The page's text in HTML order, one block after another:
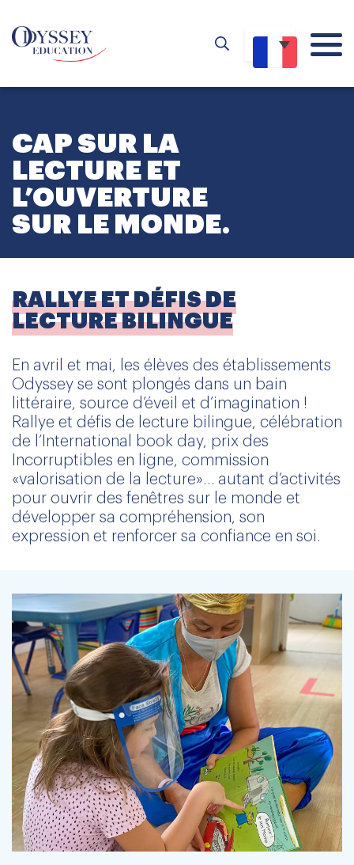
CAP SUR LA
LECTURE ET
L’OUVERTURE
SUR LE MONDE.
RALLYE ET DÉFIS DE
LECTURE BILINGUE
En avril et mai, les élèves des établissements
Odyssey se sont plongés dans un bain
littéraire, source d’éveil et d’imagination !
Rallye et défis de lecture bilingue, célébration
de l’International book day, prix des
Incorruptibles en ligne, commission
«valorisation de la lecture»… autant d’activités
pour ouvrir des fenêtres sur le monde et
développer sa compréhension, son
expression et renforcer sa confiance en soi.